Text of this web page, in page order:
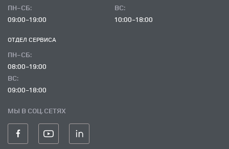
ПН-СБ:
09:00-19:00
ВC:
10:00-18:00
ОТДЕЛ CЕРВИСА
ПН-СБ:
08:00-19:00
ВC:
09:00-18:00
МЫ В СОЦ. СЕТЯХ